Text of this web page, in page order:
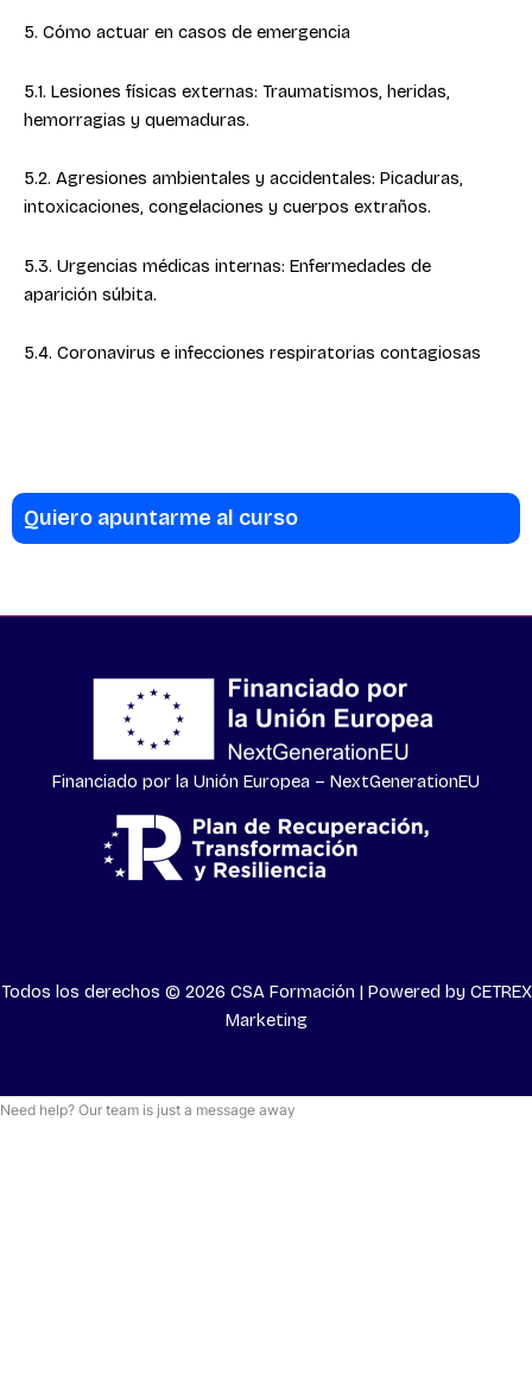
5. Cómo actuar en casos de emergencia
5.1. Lesiones físicas externas: Traumatismos, heridas,
hemorragias y quemaduras.
5.2. Agresiones ambientales y accidentales: Picaduras,
intoxicaciones, congelaciones y cuerpos extraños.
5.3. Urgencias médicas internas: Enfermedades de
aparición súbita.
5.4. Coronavirus e infecciones respiratorias contagiosas
Quiero apuntarme al curso
Financiado por la Unión Europea – NextGenerationEU
Todos los derechos © 2026 CSA Formación | Powered by CETREX
Marketing
Need help? Our team is just a message away